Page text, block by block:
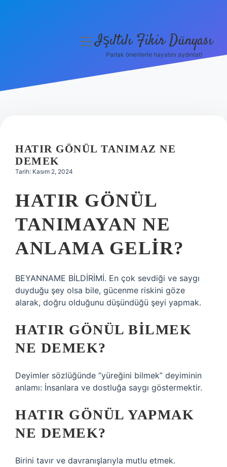
menüyüIşıltılı Fikir Dünyası
Parlak önerilerle hayatını aydınlat!
HATIR GÖNÜL TANIMAZ NE
DEMEK
Tarih: Kasım 2, 2024
HATIR GÖNÜL
TANIMAYAN NE
ANLAMA GELIR?
BEYANNAME BİLDİRİMİ. En çok sevdiği ve saygı
duyduğu şey olsa bile, gücenme riskini göze
alarak, doğru olduğunu düşündüğü şeyi yapmak.
HATIR GÖNÜL BILMEK
NE DEMEK?
Deyimler sözlüğünde “yüreğini bilmek” deyiminin
anlamı: İnsanlara ve dostluğa saygı göstermektir.
HATIR GÖNÜL YAPMAK
NE DEMEK?
Birini tavır ve davranışlarıyla mutlu etmek.